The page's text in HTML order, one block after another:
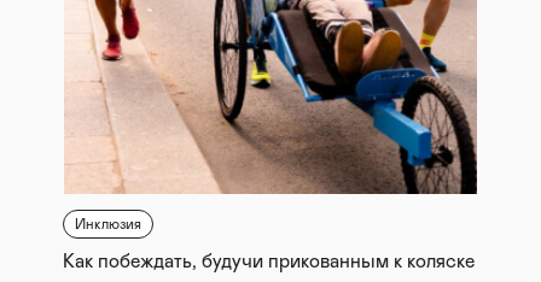
Инклюзия
Как побеждать, будучи прикованным к коляске